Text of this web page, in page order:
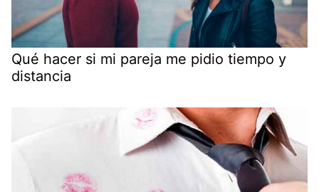
Qué hacer si mi pareja me pidio tiempo y
distancia